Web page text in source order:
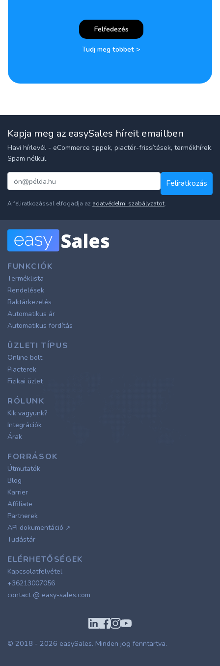
Felfedezés
Tudj meg többet >
Kapja meg az easySales híreit emailben
Havi hírlevél - eCommerce tippek, piactér-frissítések, termékhírek.
Spam nélkül.
Feliratkozás
A feliratkozással elfogadja az adatvédelmi szabályzatot.
FUNKCIÓK
Terméklista
Rendelések
Raktárkezelés
Automatikus ár
Automatikus fordítás
ÜZLETI TÍPUS
Online bolt
Piacterek
Fizikai üzlet
RÓLUNK
Kik vagyunk?
Integrációk
Árak
FORRÁSOK
Útmutatók
Blog
Karrier
Affiliate
Partnerek
API dokumentáció ↗
Tudástár
ELÉRHETŐSÉGEK
Kapcsolatfelvétel
+36213007056
contact @ easy-sales.com
© 2018 - 2026 easySales. Minden jog fenntartva.